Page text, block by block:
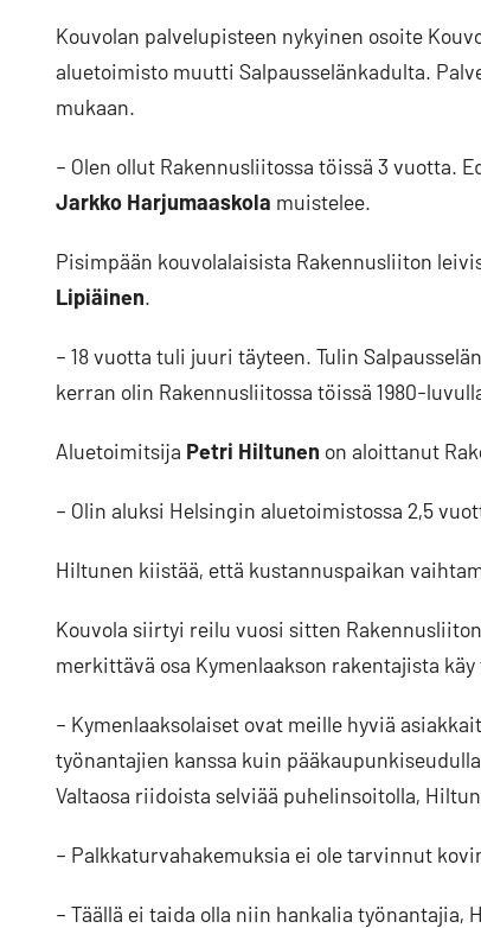
Kouvolan palvelupisteen nykyinen osoite
aluetoimisto muutti Salpausselänkadulta.
mukaan.
– Olen ollut Rakennusliitossa töissä 3 vuotta.
Jarkko Harjumaaskola muistelee.
Pisimpään kouvolalaisista Rakennusliiton
Lipiäinen.
– 18 vuotta tuli juuri täyteen. Tulin
kerran olin Rakennusliitossa töissä 1980-
Aluetoimitsija Petri Hiltunen on aloittanut
– Olin aluksi Helsingin aluetoimistossa 2,5
Hiltunen kiistää, että kustannuspaikan
Kouvola siirtyi reilu vuosi sitten
merkittävä osa Kymenlaakson rakentajista
– Kymenlaaksolaiset ovat meille hyviä
työnantajien kanssa kuin
Valtaosa riidoista selviää puhelinsoitolla,
– Palkkaturvahakemuksia ei ole tarvinnut
– Täällä ei taida olla niin hankalia